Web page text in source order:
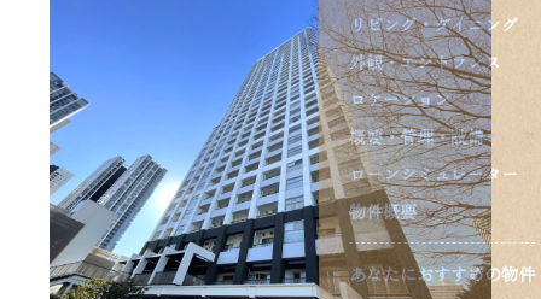
リビング・ダイニング
外観・エントランス
ロケーション
概要・管理・設備
ローンシミュレーター
物件概要
あなたにおすすめの物件